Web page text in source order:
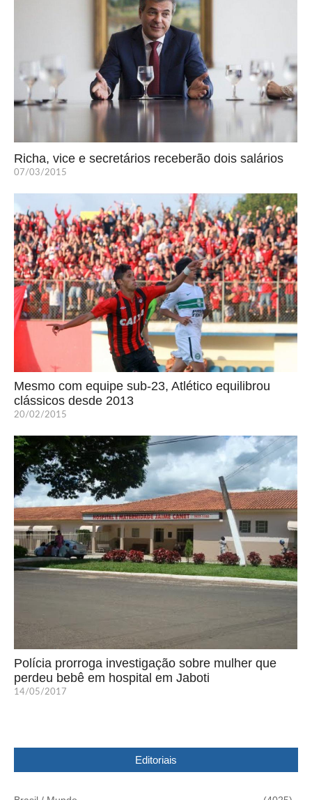
Richa, vice e secretários receberão dois salários
07/03/2015
Mesmo com equipe sub-23, Atlético equilibrou
clássicos desde 2013
20/02/2015
Polícia prorroga investigação sobre mulher que
perdeu bebê em hospital em Jaboti
14/05/2017
Editoriais